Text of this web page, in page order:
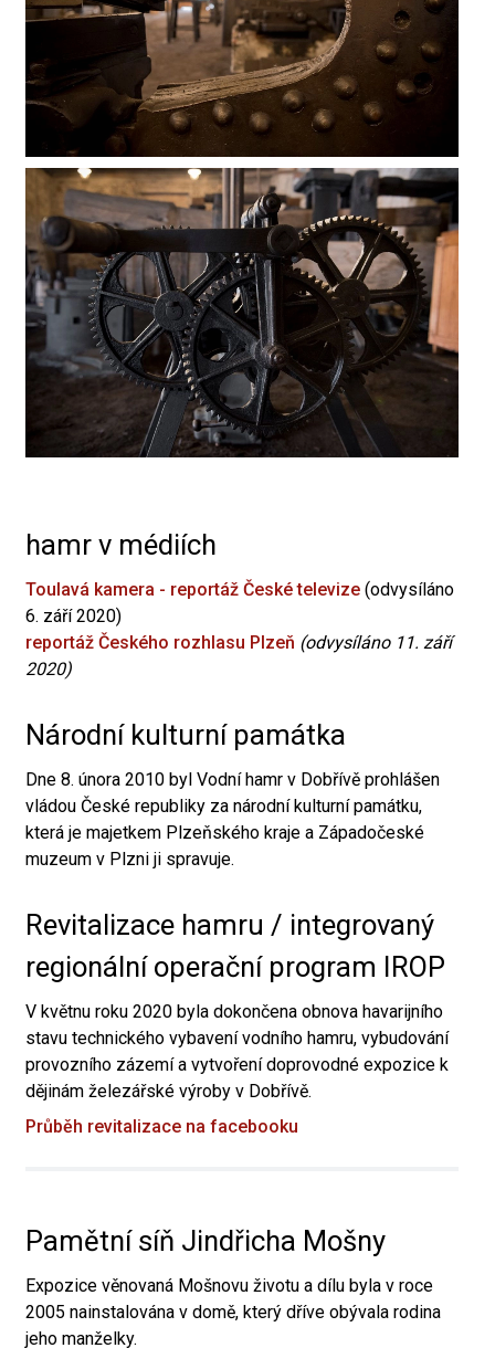
hamr v médiích
Toulavá kamera - reportáž České televize (odvysíláno
6. září 2020)
reportáž Českého rozhlasu Plzeň (odvysíláno 11. září
2020)
Národní kulturní památka
Dne 8. února 2010 byl Vodní hamr v Dobřívě prohlášen
vládou České republiky za národní kulturní památku,
která je majetkem Plzeňského kraje a Západočeské
muzeum v Plzni ji spravuje.
Revitalizace hamru / integrovaný
regionální operační program IROP
V květnu roku 2020 byla dokončena obnova havarijního
stavu technického vybavení vodního hamru, vybudování
provozního zázemí a vytvoření doprovodné expozice k
dějinám železářské výroby v Dobřívě.
Průběh revitalizace na facebooku
Pamětní síň Jindřicha Mošny
Expozice věnovaná Mošnovu životu a dílu byla v roce
2005 nainstalována v domě, který dříve obývala rodina
jeho manželky.